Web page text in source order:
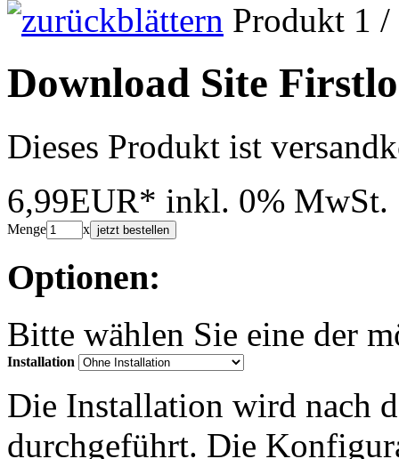
Produkt 1
Download Site
Dieses Produkt ist
6,99EUR* inkl. 0% MwSt.
Menge x jetzt bestellen
Optionen:
Bitte wählen Sie eine der
Installation
Die Installation wird nach
durchgeführt. Die